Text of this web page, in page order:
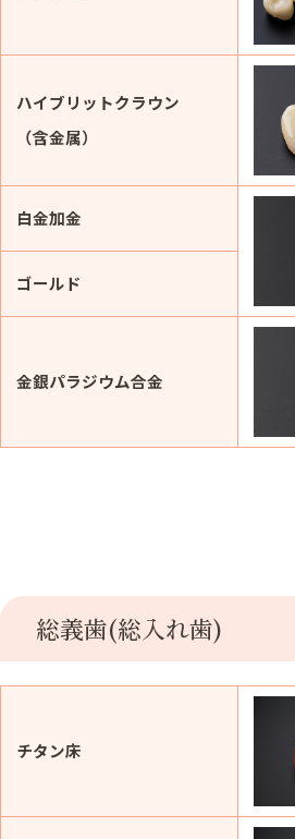
ハイブリットクラウン
（含金属）
白金加金
ゴールド
金銀パラジウム合金
総義歯(総入れ歯)
チタン床